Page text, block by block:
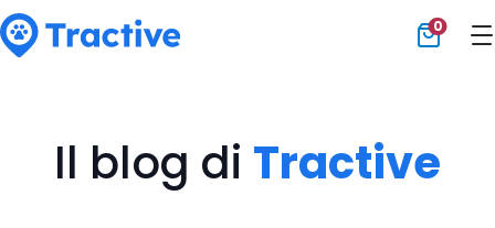
0
Il blog di Tractive